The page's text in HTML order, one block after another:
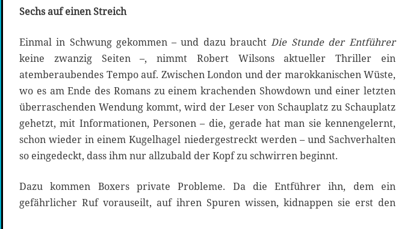
Sechs auf einen Streich
Einmal in Schwung gekommen – und dazu braucht Die Stunde der Entführer
keine zwanzig Seiten –, nimmt Robert Wilsons aktueller Thriller ein
atemberaubendes Tempo auf. Zwischen London und der marokkanischen Wüste,
wo es am Ende des Romans zu einem krachenden Showdown und einer letzten
überraschenden Wendung kommt, wird der Leser von Schauplatz zu Schauplatz
gehetzt, mit Informationen, Personen – die, gerade hat man sie kennengelernt,
schon wieder in einem Kugelhagel niedergestreckt werden – und Sachverhalten
so eingedeckt, dass ihm nur allzubald der Kopf zu schwirren beginnt.
Dazu kommen Boxers private Probleme. Da die Entführer ihn, dem ein
gefährlicher Ruf vorauseilt, auf ihren Spuren wissen, kidnappen sie erst den